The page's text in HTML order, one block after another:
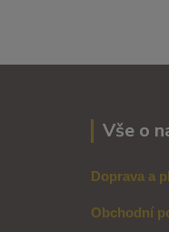
Vše o
Doprava a
Obchodní